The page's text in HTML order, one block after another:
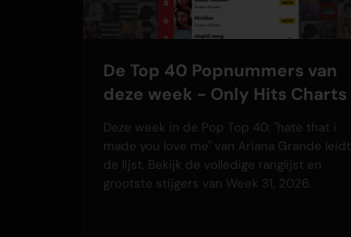
De Top 40 Popnummers van
deze week - Only Hits Charts
Deze week in de Pop Top 40: "hate that i
made you love me" van Ariana Grande leidt
de lijst. Bekijk de volledige ranglijst en
grootste stijgers van Week 31, 2026.